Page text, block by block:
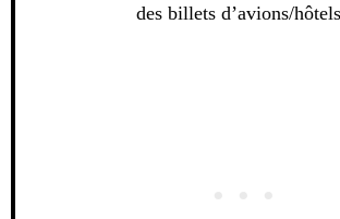
des billets d’avions/